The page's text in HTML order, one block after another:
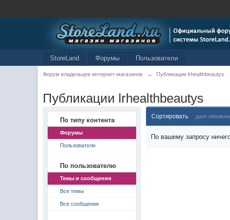
StoreLand Форумы Пользователи
Форум владельцев интернет-магазинов → Публикации lrhealthbeautys
Публикации lrhealthbeautys
По типу контента
Форумы
Пользователи
По пользователю
Темы и сообщения
Все темы
Все сообщения
Сортировать дате
По вашему запросу